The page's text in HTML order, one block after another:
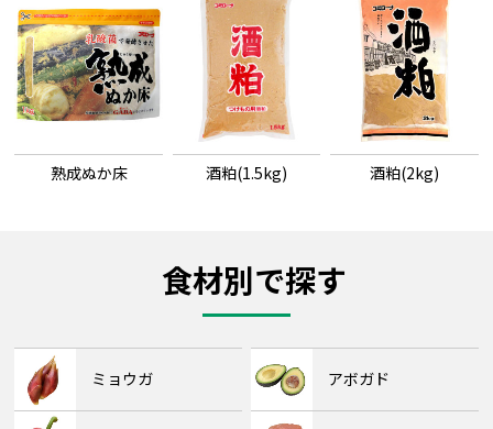
熟成ぬか床 酒粕(1.5kg) 酒粕(2kg)
食材別で探す
ミョウガ アボガド